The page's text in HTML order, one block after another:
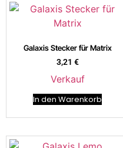
Galaxis Stecker für Matrix
3,21 €
Verkauf
In den Warenkorb